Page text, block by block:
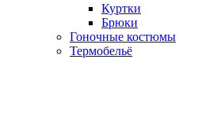
Куртки
Брюки
Гоночные костюмы
Термобельё